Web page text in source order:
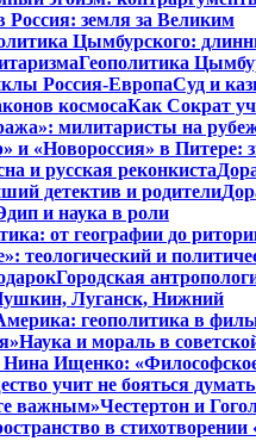
Россия: земля за Великим
Цымбурского:
Геополитика
Россия-ЕвропаСуд и
космосаКак Сократ
милитаристы на
и «Новороссия» в Питере:
и русская реконкиста
детектив и родители
и наука в роли
от географии до
теологический и
Городская
Луганск, Нижний
геополитика в
Наука и мораль в
Ищенко:
учит не бояться
важным»Честертон и
в